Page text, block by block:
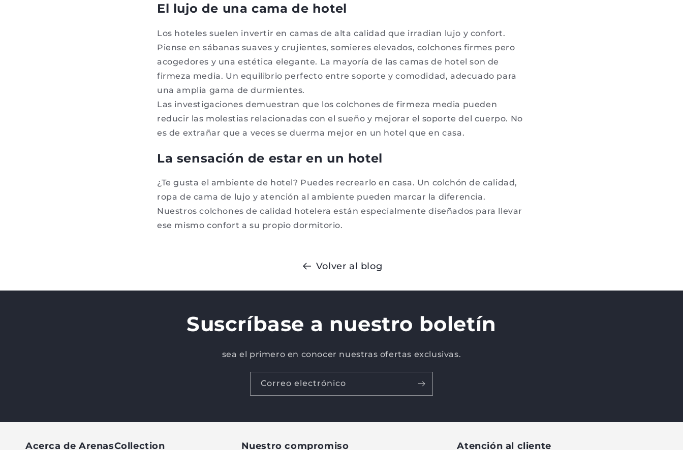
El lujo de una cama de hotel
Los hoteles suelen invertir en camas de alta calidad que irradian lujo y confort.
Piense en sábanas suaves y crujientes, somieres elevados, colchones firmes pero
acogedores y una estética elegante. La mayoría de las camas de hotel son de
firmeza media. Un equilibrio perfecto entre soporte y comodidad, adecuado para
una amplia gama de durmientes.
Las investigaciones demuestran que los colchones de firmeza media pueden
reducir las molestias relacionadas con el sueño y mejorar el soporte del cuerpo. No
es de extrañar que a veces se duerma mejor en un hotel que en casa.
La sensación de estar en un hotel
¿Te gusta el ambiente de hotel? Puedes recrearlo en casa. Un colchón de calidad,
ropa de cama de lujo y atención al ambiente pueden marcar la diferencia.
Nuestros colchones de calidad hotelera están especialmente diseñados para llevar
ese mismo confort a su propio dormitorio.
Volver al blog
Suscríbase a nuestro boletín
sea el primero en conocer nuestras ofertas exclusivas.
Correo electrónico
Acerca de ArenasCollection Nuestro compromiso Atención al cliente